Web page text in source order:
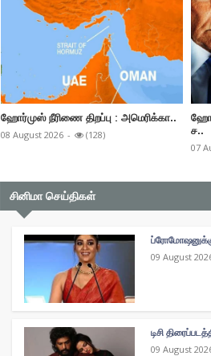
ஹோர்முஸ் நீரிணை திறப்பு : அமெரிக்கா..
08 August 2026 - (128)
ச..
07
சினிமா செய்திகள்
09 August
டிசி
09 August